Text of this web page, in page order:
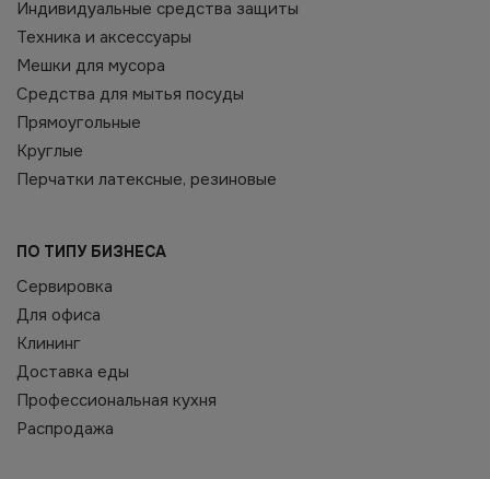
Индивидуальные средства защиты
Техника и аксессуары
Мешки для мусора
Средства для мытья посуды
Прямоугольные
Круглые
Перчатки латексные, резиновые
ПО ТИПУ БИЗНЕСА
Сервировка
Для офиса
Клининг
Доставка еды
Профессиональная кухня
Распродажа